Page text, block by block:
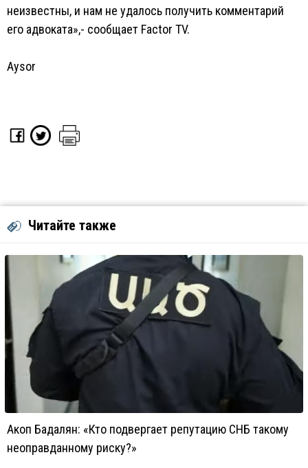
неизвестны, и нам не удалось получить комментарий
его адвоката»,- сообщает Factor TV.
Aysor
Читайте также
Акоп Бадалян: «Кто подвергает репутацию СНБ такому
неоправданному риску?»